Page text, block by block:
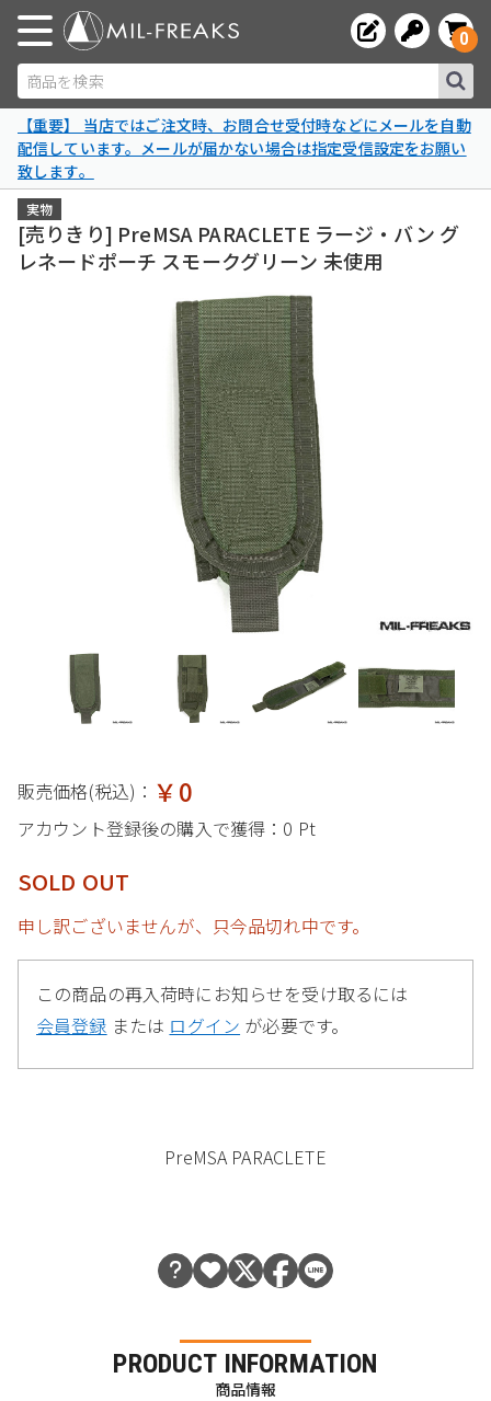
商品を検索
0
【重要】 当店ではご注文時、お問合せ受付時などにメールを自動
配信しています。メールが届かない場合は指定受信設定をお願い
致します。
実物
[売りきり] PreMSA PARACLETE ラージ・バン グ
レネードポーチ スモークグリーン 未使用
販売価格(税込)： ￥0
アカウント登録後の購入で獲得： 0 Pt
SOLD OUT
申し訳ございませんが、只今品切れ中です。
この商品の再入荷時にお知らせを受け取るには
会員登録 または ログイン が必要です。
PreMSA PARACLETE
PRODUCT INFORMATION
商品情報